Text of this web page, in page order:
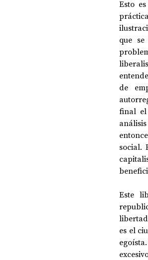
Esto
que
de
final el
social.
Este
es el